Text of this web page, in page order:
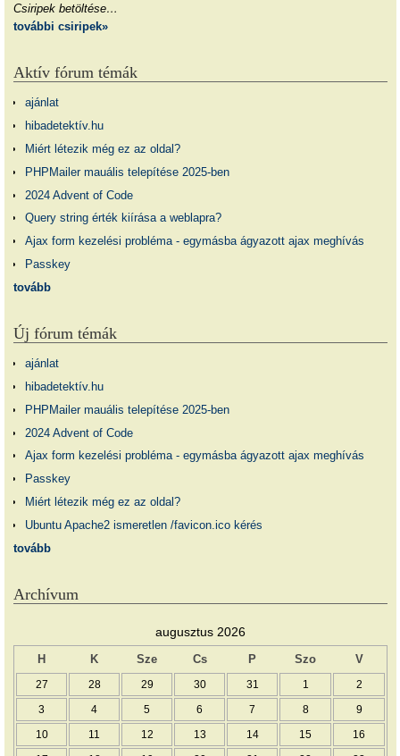
Csiripek betöltése…
további csiripek»
Aktív fórum témák
ajánlat
hibadetektív.hu
Miért létezik még ez az oldal?
PHPMailer mauális telepítése 2025-ben
2024 Advent of Code
Query string érték kiírása a weblapra?
Ajax form kezelési probléma - egymásba ágyazott ajax meghívás
Passkey
tovább
Új fórum témák
ajánlat
hibadetektív.hu
PHPMailer mauális telepítése 2025-ben
2024 Advent of Code
Ajax form kezelési probléma - egymásba ágyazott ajax meghívás
Passkey
Miért létezik még ez az oldal?
Ubuntu Apache2 ismeretlen /favicon.ico kérés
tovább
Archívum
augusztus 2026
H K Sze Cs P Szo V
27 28 29 30 31 1 2
3 4 5 6 7 8 9
10 11 12 13 14 15 16